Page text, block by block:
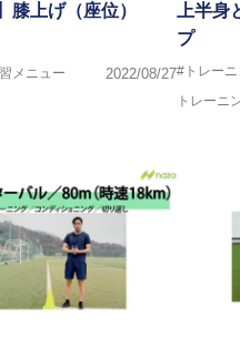
膝上げ（座位）
メニュー
2022/08/27
上半身
プ
#トレー
トレーニ